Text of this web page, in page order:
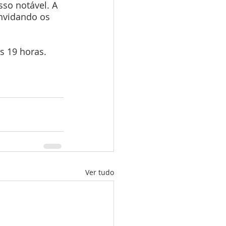
notável. A
os
19 horas.
Ver tudo